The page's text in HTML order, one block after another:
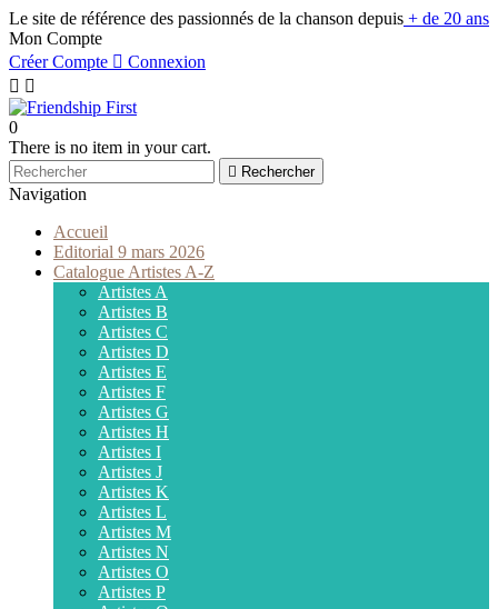
Le site de référence des passionnés de la chanson depuis + de 20 ans
Mon Compte
Créer Compte  Connexion
 
0
There is no item in your cart.
 Rechercher
Navigation
Accueil
Editorial 9 mars 2026
Catalogue Artistes A-Z
Artistes A
Artistes B
Artistes C
Artistes D
Artistes E
Artistes F
Artistes G
Artistes H
Artistes I
Artistes J
Artistes K
Artistes L
Artistes M
Artistes N
Artistes O
Artistes P